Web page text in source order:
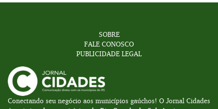
Conectando seu negócio aos municípios gaúchos! O Jornal Cidades
SOBRE
FALE CONOSCO
PUBLICIDADE LEGAL